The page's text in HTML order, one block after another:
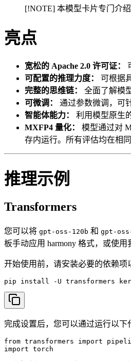
[!NOTE] 本模型卡片专门介
亮点
宽松的 Apache 2.0 许可证：
可配置的推理力度：
可根据
完整的思维链：
全面了解模
可微调：
通过参数微调，可
智能体能力：
利用模型原生
MXFP4 量化：
模型通过对
存内运行。所有评估均在相
推理示例
Transformers
您可以将 gpt-oss-120b 和 gpt-
板手动应用 harmony 格式，或使用
开始使用前，请安装必要的依赖项
pip install -U transformers
完成设置后，您可以通过运行以下
from transformers import
import torch